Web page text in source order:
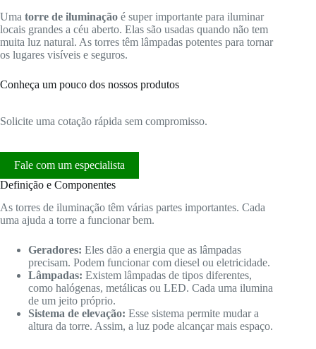
Uma torre de iluminação é super importante para iluminar
locais grandes a céu aberto. Elas são usadas quando não tem
muita luz natural. As torres têm lâmpadas potentes para tornar
os lugares visíveis e seguros.
Conheça um pouco dos nossos produtos
Solicite uma cotação rápida sem compromisso.
Fale com um especialista
Definição e Componentes
As torres de iluminação têm várias partes importantes. Cada
uma ajuda a torre a funcionar bem.
Geradores: Eles dão a energia que as lâmpadas
precisam. Podem funcionar com diesel ou eletricidade.
Lâmpadas: Existem lâmpadas de tipos diferentes,
como halógenas, metálicas ou LED. Cada uma ilumina
de um jeito próprio.
Sistema de elevação: Esse sistema permite mudar a
altura da torre. Assim, a luz pode alcançar mais espaço.